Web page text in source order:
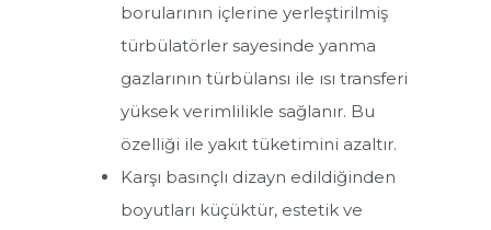
Kat Kaloriferleri
Merkezi Sistem Kazanlar
borularının içlerine yerleştirilmiş
türbülatörler sayesinde yanma
gazlarının türbülansı ile ısı transferi
yüksek verimlilikle sağlanır. Bu
özelliği ile yakıt tüketimini azaltır.
Karşı basınçlı dizayn edildiğinden
boyutları küçüktür, estetik ve